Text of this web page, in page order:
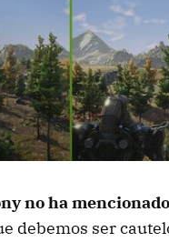
no ha
debemos ser